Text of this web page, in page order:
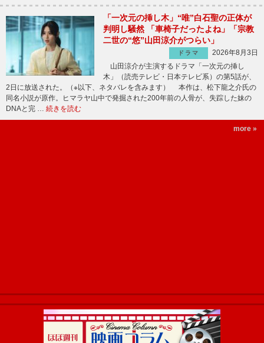
「一次元の挿し木」“唯”白石聖の正体が
判明し騒然 「車椅子だったよね」「宗教
二世の“悠”山田涼介がつらい」
ドラマ
2026年8月3日
山田涼介が主演するドラマ「一次元の挿し
木」（読売テレビ・日本テレビ系）の第5話が、
2日に放送された。（※以下、ネタバレを含みます） 本作は、松下龍之介氏の
同名小説が原作。ヒマラヤ山中で発掘された200年前の人骨が、失踪した妹の
DNAと完 … 続きを読む
more »